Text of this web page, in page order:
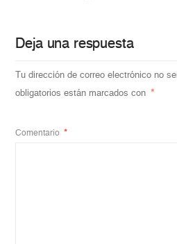
Deja una respuesta
Tu dirección de correo electrónico no
obligatorios están marcados con *
Comentario *